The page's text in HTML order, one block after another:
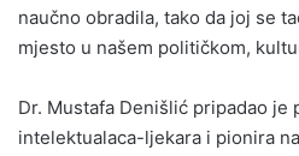
naučno obradila, tako da joj se
mjesto u našem političkom,
Dr. Mustafa Denišlić pripadao
intelektualaca-ljekara i pionira